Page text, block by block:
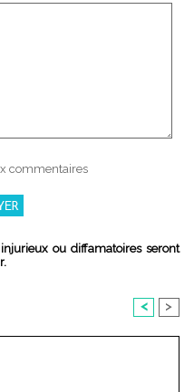
commentaires
ou diffamatoires seront
< >